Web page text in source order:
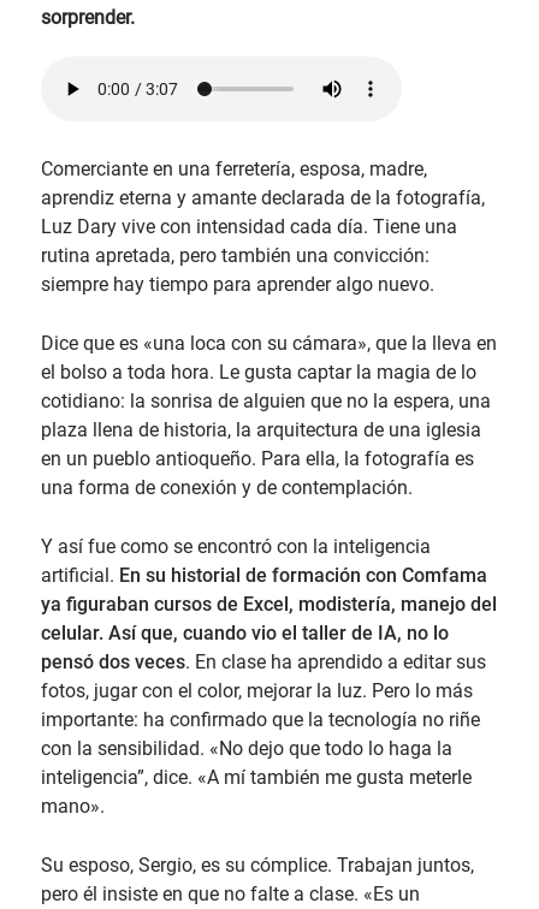
sorprender.
Comerciante en una ferretería, esposa, madre,
aprendiz eterna y amante declarada de la fotografía,
Luz Dary vive con intensidad cada día. Tiene una
rutina apretada, pero también una convicción:
siempre hay tiempo para aprender algo nuevo.
Dice que es «una loca con su cámara», que la lleva en
el bolso a toda hora. Le gusta captar la magia de lo
cotidiano: la sonrisa de alguien que no la espera, una
plaza llena de historia, la arquitectura de una iglesia
en un pueblo antioqueño. Para ella, la fotografía es
una forma de conexión y de contemplación.
Y así fue como se encontró con la inteligencia
artificial. En su historial de formación con Comfama
ya figuraban cursos de Excel, modistería, manejo del
celular. Así que, cuando vio el taller de IA, no lo
pensó dos veces. En clase ha aprendido a editar sus
fotos, jugar con el color, mejorar la luz. Pero lo más
importante: ha confirmado que la tecnología no riñe
con la sensibilidad. «No dejo que todo lo haga la
inteligencia”, dice. «A mí también me gusta meterle
mano».
Su esposo, Sergio, es su cómplice. Trabajan juntos,
pero él insiste en que no falte a clase. «Es un